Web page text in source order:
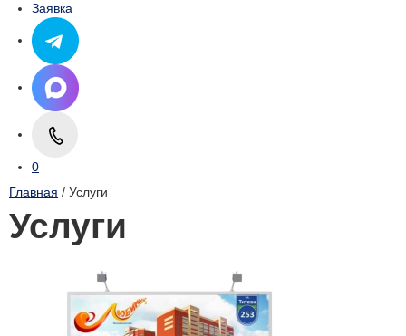
Заявка
0
Главная / Услуги
Услуги